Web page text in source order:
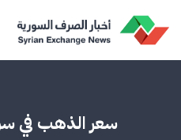
سعر الذهب في